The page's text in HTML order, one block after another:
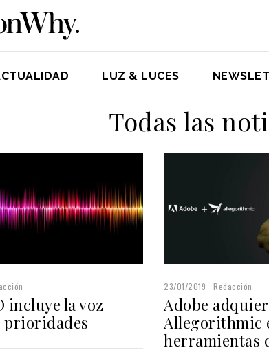
LUZ & LUCES
Todas las
incluye la voz
prioridades
23/01/2019 Redacción
Adobe
Allegorithmic
herramientas